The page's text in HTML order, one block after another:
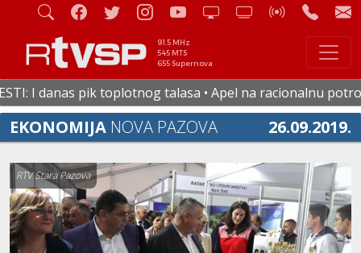
91.5 MHz
545 MTS
655 Supernova
I danas pik toplotnog talasa • Apel na racionalnu
EKONOMIJA NOVA PAZOVA 26.09.2019.
RTV Stara Pazova